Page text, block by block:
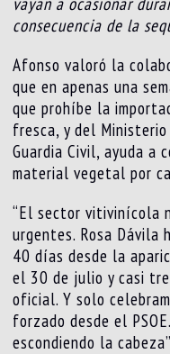
consecuencia de la
Afonso valoró la
que en apenas una
que prohíbe la
fresca, y del
Guardia Civil, ayuda a
material vegetal por
“El sector vitivinícola
urgentes. Rosa Dávila
40 días desde la
el 30 de julio y casi
oficial. Y solo
forzado desde el
escondiendo la